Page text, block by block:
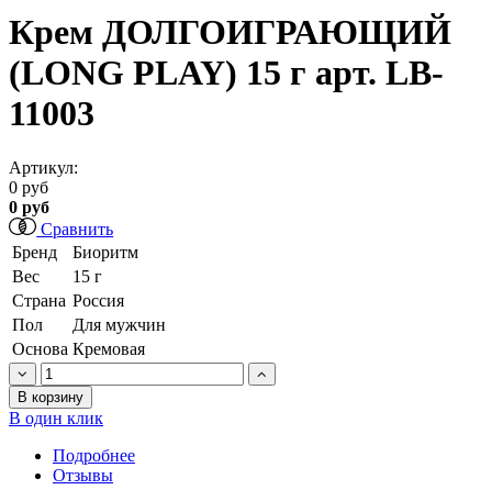
Крем ДОЛГОИГРАЮЩИЙ
(LONG PLAY) 15 г арт. LB-
11003
Артикул:
0 руб
0 руб
Сравнить
Бренд
Биоритм
Вес
15 г
Страна Россия
Пол
Для мужчин
Основа Кремовая
В корзину
В один клик
Подробнее
Отзывы